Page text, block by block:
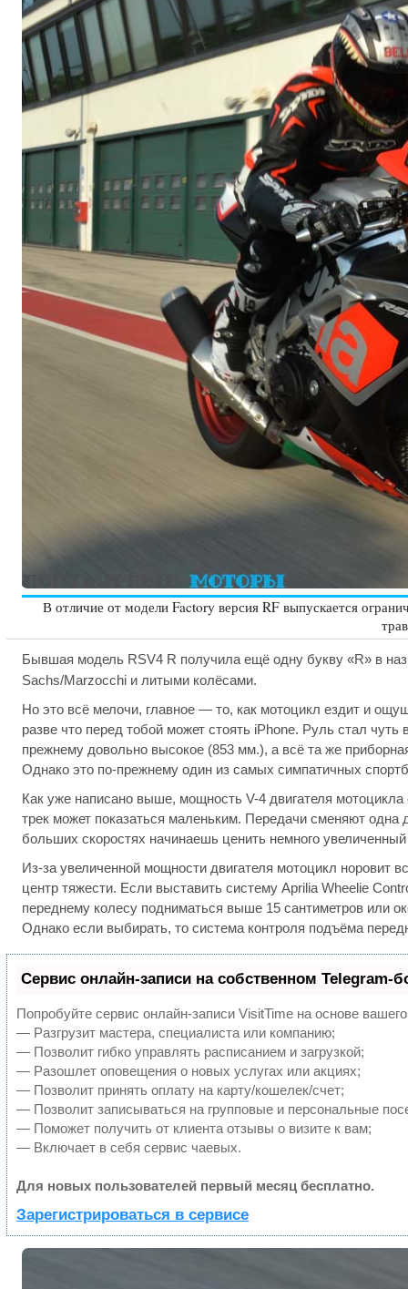
В отличие от модели Factory версия RF выпускается
Бывшая модель RSV4 R получила ещё одну букву «R» в
Sachs/Marzocchi и литыми колёсами.
Но это всё мелочи, главное — то, как мотоцикл ездит и
разве что перед тобой может стоять iPhone. Руль стал
прежнему довольно высокое (853 мм.), а всё та же
Однако это по-прежнему один из самых симпатичных
Как уже написано выше, мощность V-4 двигателя
трек может показаться маленьким. Передачи сменяют
больших скоростях начинаешь ценить немного
Из-за увеличенной мощности двигателя мотоцикл норовит
центр тяжести. Если выставить систему Aprilia Wheelie
переднему колесу подниматься выше 15 сантиметров или
Однако если выбирать, то система контроля подъёма
Сервис онлайн-записи на собственном Telegram-
Попробуйте сервис онлайн-записи VisitTime на основе
— Разгрузит мастера, специалиста или компанию;
— Позволит гибко управлять расписанием и загрузкой;
— Разошлет оповещения о новых услугах или акциях;
— Позволит принять оплату на карту/кошелек/счет;
— Позволит записываться на групповые и персональные
— Поможет получить от клиента отзывы о визите к вам;
— Включает в себя сервис чаевых.
Для новых пользователей первый месяц бесплатно.
Зарегистрироваться в сервисе